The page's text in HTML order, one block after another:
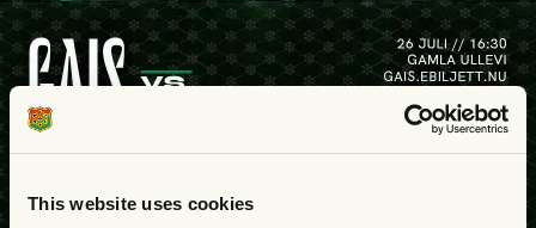
This website uses cookies